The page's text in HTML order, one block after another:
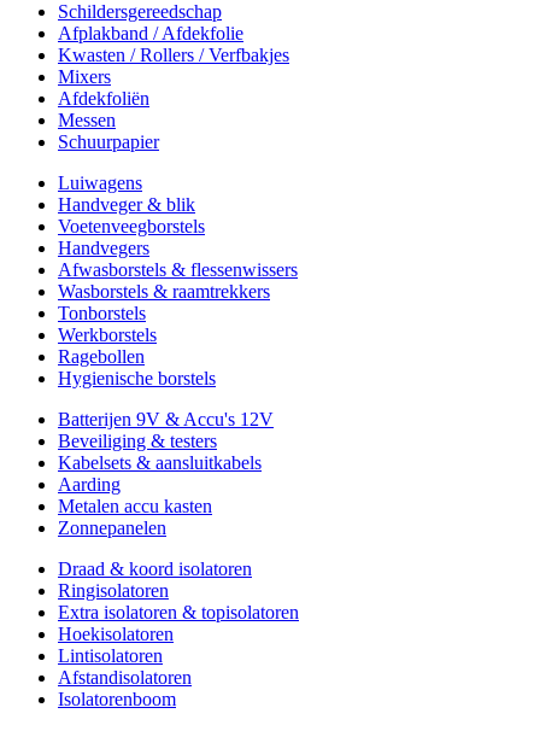
Schildersgereedschap
Afplakband / Afdekfolie
Kwasten / Rollers / Verfbakjes
Mixers
Afdekfoliën
Messen
Schuurpapier
Luiwagens
Handveger & blik
Voetenveegborstels
Handvegers
Afwasborstels & flessenwissers
Wasborstels & raamtrekkers
Tonborstels
Werkborstels
Ragebollen
Hygienische borstels
Batterijen 9V & Accu's 12V
Beveiliging & testers
Kabelsets & aansluitkabels
Aarding
Metalen accu kasten
Zonnepanelen
Draad & koord isolatoren
Ringisolatoren
Extra isolatoren & topisolatoren
Hoekisolatoren
Lintisolatoren
Afstandisolatoren
Isolatorenboom